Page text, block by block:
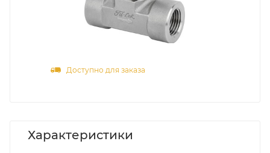
Доступно для заказа
Характеристики